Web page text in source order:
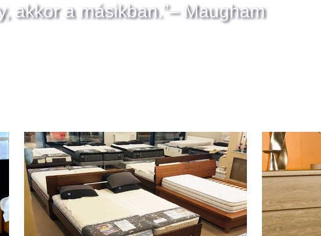
akkor a másikban.”– Maugham